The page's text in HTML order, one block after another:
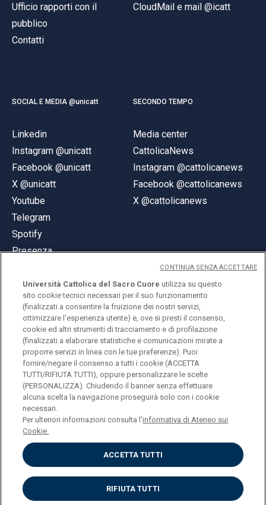
Ufficio rapporti con il
pubblico
Contatti
CloudMail e mail @icatt
SOCIAL E MEDIA @unicatt
Linkedin
Instagram @unicatt
Facebook @unicatt
X @unicatt
Youtube
Telegram
Spotify
Presenza
SECONDO TEMPO
Media center
CattolicaNews
Instagram @cattolicanews
Facebook @cattolicanews
X @cattolicanews
© Università Cattolica del Sacro Cuore
Largo A. Gemelli 1, 20123 Milano
PI 02133120150
ENGLISH
Privacy
Accessibilità
Cookies
Impostazione Cookies
Università Cattolica del Sacro Cuore utilizza su questo
sito cookie tecnici necessari per il suo funzionamento
(finalizzati a consentire la fruizione dei nostri servizi,
ottimizzare l'esperienza utente) e, ove si presti il consenso,
cookie ed altri strumenti di tracciamento e di profilazione
(finalizzati a elaborare statistiche e comunicazioni mirate a
proporre servizi in linea con le tue preferenze). Puoi
fornire/negare il consenso a tutti i cookie (ACCETTA
TUTTI/RIFIUTA TUTTI), oppure personalizzare le scelte
(PERSONALIZZA). Chiudendo il banner senza effettuare
alcuna scelta la navigazione proseguirà solo con i cookie
necessari.
Per ulteriori informazioni consulta l'informativa di Ateneo sui
Cookie.
ACCETTA TUTTI
RIFIUTA TUTTI
CONTINUA SENZA ACCETTARE